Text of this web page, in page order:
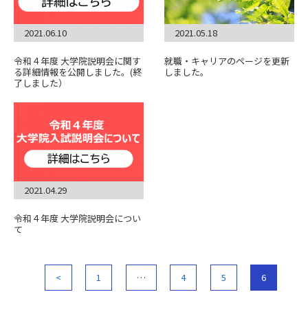
2021.06.10
令和４年度 大学院説明会に関す
る詳細情報を公開しました。(終
了しました）
2021.05.18
就職・キャリアのページを更新
しました。
2021.04.29
令和４年度 大学院説明会につい
て
< 1 … 4 5 6